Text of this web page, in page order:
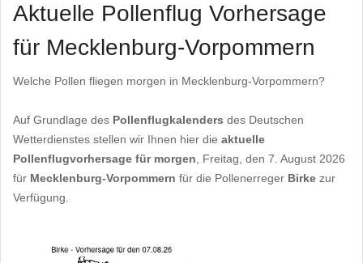
Aktuelle Pollenflug Vorhersage
für Mecklenburg-Vorpommern
Welche Pollen fliegen morgen in Mecklenburg-Vorpommern?
Auf Grundlage des Pollenflugkalenders des Deutschen
Wetterdienstes stellen wir Ihnen hier die aktuelle
Pollenflugvorhersage für morgen , Freitag, den 7. August 2026
für Mecklenburg-Vorpommern für die Pollenerreger Birke zur
Verfügung.